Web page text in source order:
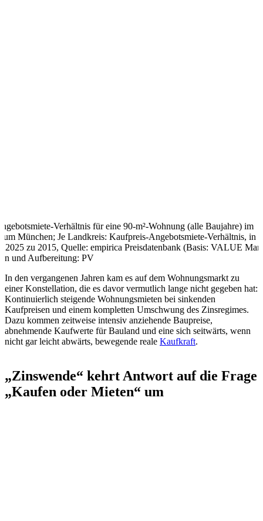
Verhältnis für eine 90-m²-Wohnung (alle Baujahre) im
München; Je Landkreis: Kaufpreis-Angebotsmiete-Verhältnis, in
2025 zu 2015, Quelle: empirica Preisdatenbank (Basis: VALUE
und Aufbereitung: PV
In den vergangenen Jahren kam es auf dem Wohnungsmarkt zu
einer Konstellation, die es davor vermutlich lange nicht gegeben hat:
Kontinuierlich steigende Wohnungsmieten bei sinkenden
Kaufpreisen und einem kompletten Umschwung des Zinsregimes.
Dazu kommen zeitweise intensiv anziehende Baupreise,
abnehmende Kaufwerte für Bauland und eine sich seitwärts, wenn
nicht gar leicht abwärts, bewegende reale Kaufkraft.
„Zinswende“ kehrt Antwort auf die Frage
„Kaufen oder Mieten“ um